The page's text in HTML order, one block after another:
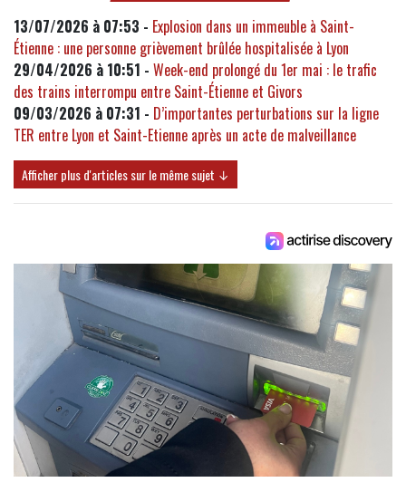
13/07/2026 à 07:53 - Explosion dans un immeuble à Saint-
Étienne : une personne grièvement brûlée hospitalisée à Lyon
29/04/2026 à 10:51 - Week-end prolongé du 1er mai : le trafic
des trains interrompu entre Saint-Étienne et Givors
09/03/2026 à 07:31 - D’importantes perturbations sur la ligne
TER entre Lyon et Saint-Etienne après un acte de malveillance
Afficher plus d'articles sur le même sujet ↓